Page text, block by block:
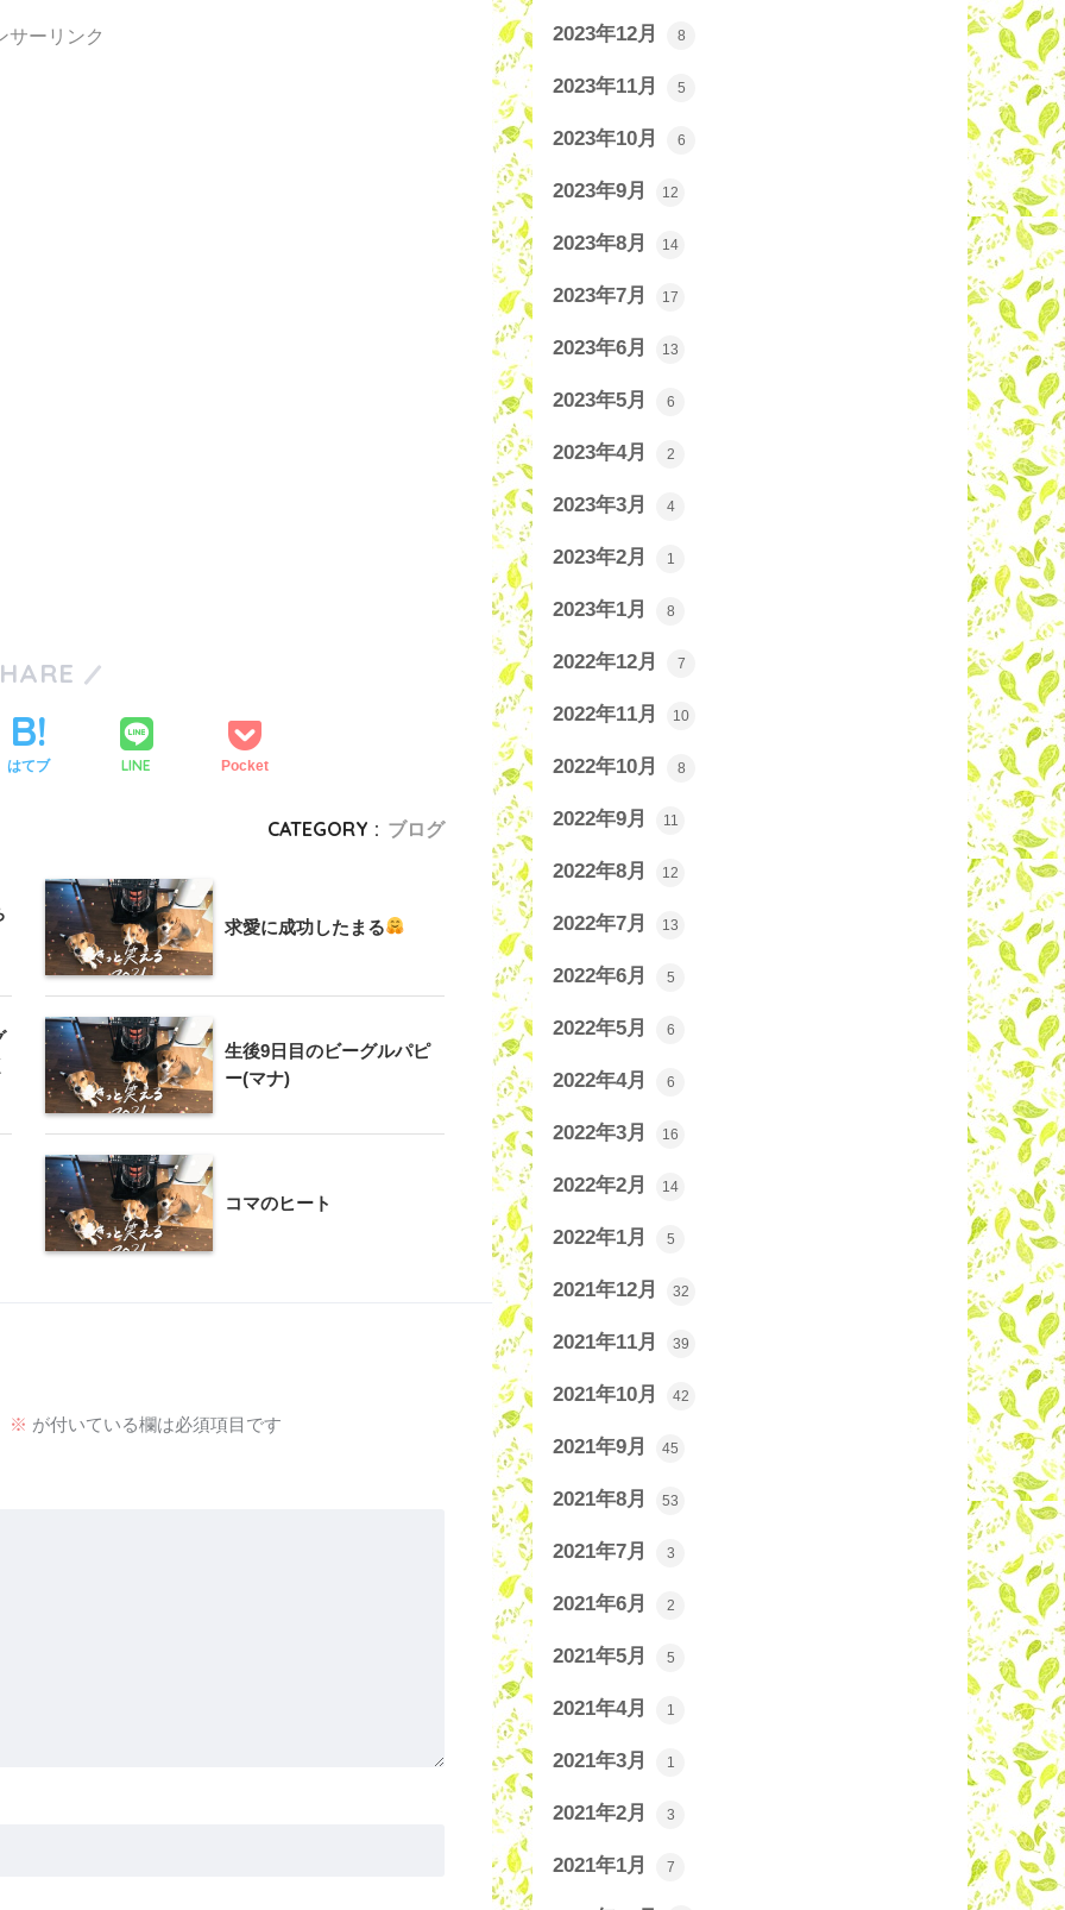
サーリンク
はてブ LINE Pocket
CATEGORY : ブログ
求愛に成功したまる
生後9日目のビーグルパピ
ー(マナ)
コマのヒート
※ が付いている欄は必須項目です
2023年12月 8
2023年11月 5
2023年10月 6
2023年9月 12
2023年8月 14
2023年7月 17
2023年6月 13
2023年5月 6
2023年4月 2
2023年3月 4
2023年2月 1
2023年1月 8
2022年12月 7
2022年11月 10
2022年10月 8
2022年9月 11
2022年8月 12
2022年7月 13
2022年6月 5
2022年5月 6
2022年4月 6
2022年3月 16
2022年2月 14
2022年1月 5
2021年12月 32
2021年11月 39
2021年10月 42
2021年9月 45
2021年8月 53
2021年7月 3
2021年6月 2
2021年5月 5
2021年4月 1
2021年3月 1
2021年2月 3
2021年1月 7